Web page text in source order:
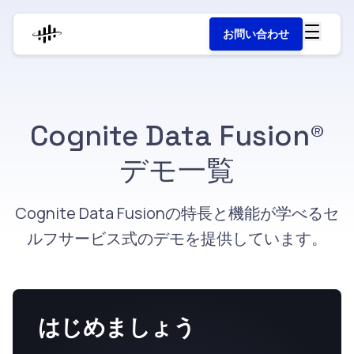
お問い合わせ
Cognite Data Fusion®︎
デモ一覧
Cognite Data Fusionの特長と機能が学べるセ
ルフサービス式のデモを提供しています。
はじめましょう